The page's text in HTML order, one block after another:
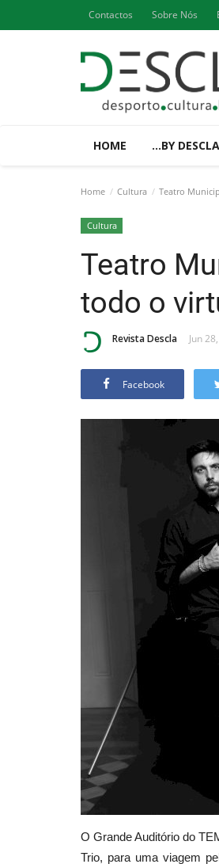
Contactos Sobre Nós
HOME ...BY DESCLA
Home Cultura Teatro
Cultura
Teatro
todo o
Revista Descla Jun
Facebook
O Grande Auditório do
Trio, para uma viagem